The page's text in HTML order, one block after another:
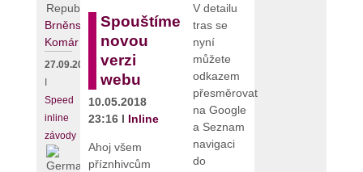
Brněnský
Komár
27.09.2026
Speed
inline
závody
Spouštíme
novou
verzi
webu
10.05.2018
23:16 I Inline
Ahoj všem
příznhivcům
V detailu
tras se
nyní
můžete
odkazem
přesměrovat
na Google
a Seznam
navigaci
do